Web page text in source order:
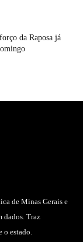
da Raposa já
de Minas Gerais e
dados. Traz
estado.